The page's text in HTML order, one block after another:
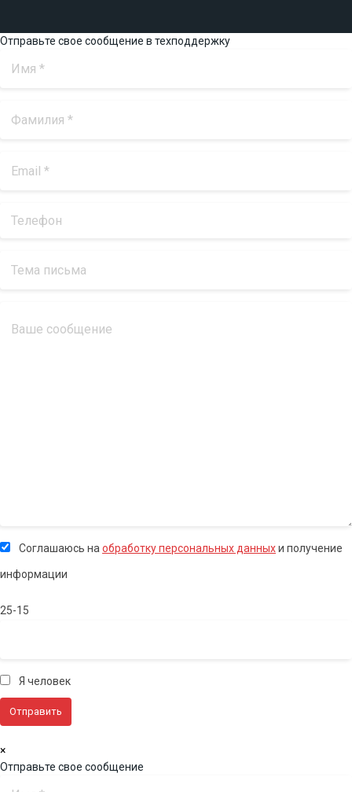
Отправьте свое сообщение в техподдержку
Соглашаюсь на обработку персональных данныхи получение
информации
25-15
Я человек
×
Отправьте свое сообщение